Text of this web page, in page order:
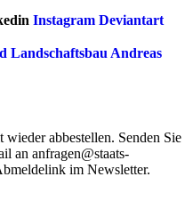
Instagram Deviantart
Landschaftsbau Andreas
abbestellen. Senden Sie
an anfragen@staats-
im Newsletter.